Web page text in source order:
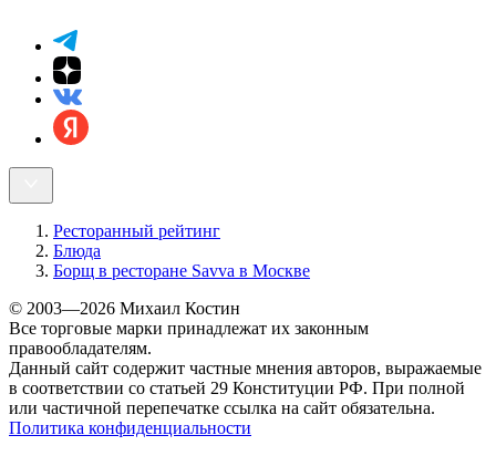
Ресторанный рейтинг
Блюда
Борщ в ресторане Savva в Москве
© 2003—2026 Михаил Костин
Все торговые марки принадлежат их законным
правообладателям.
Данный сайт содержит частные мнения авторов, выражаемые
в соответствии со статьей 29 Конституции РФ. При полной
или частичной перепечатке ссылка на сайт обязательна.
Политика конфиденциальности